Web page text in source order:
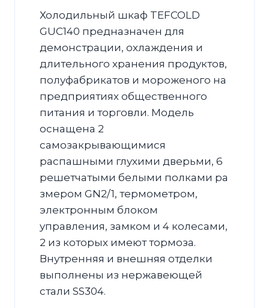
Холодильный шкаф TEFCOLD
GUC140 предназначен для
демонстрации, охлаждения и
длительного хранения продуктов,
полуфабрикатов и мороженого на
предприятиях общественного
питания и торговли. Модель
оснащена 2
самозакрывающимися
распашными глухими дверьми, 6
pешетчатыми белыми полками ра
змером GN2/1, термометром,
электронным блоком
управления, замком и 4 колесами,
2 из которых имеют тормоза.
Внутренняя и внешняя отделки
выполнены из нержавеющей
стали SS304.